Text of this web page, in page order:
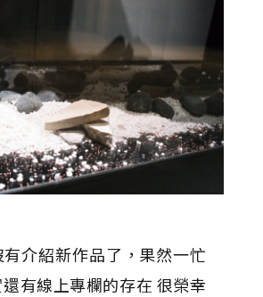
介紹新作品了，果然一忙
有線上專欄的存在 很榮幸